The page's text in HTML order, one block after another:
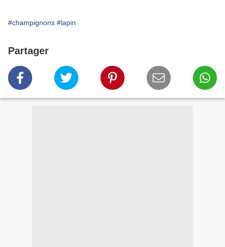
#champignons #lapin
Partager